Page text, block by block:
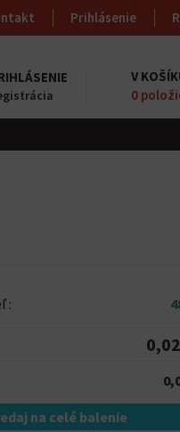
Prihlásenie
V
0
:
na celé balenie